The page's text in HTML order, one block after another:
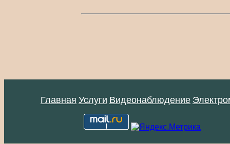
Главная Услуги Видеонаблюдение